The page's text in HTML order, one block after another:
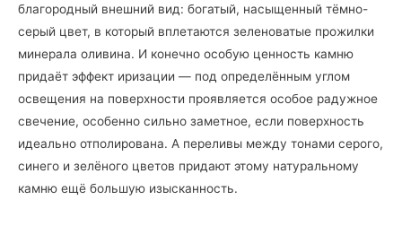
благородный внешний вид: богатый, насыщенный тёмно-
серый цвет, в который вплетаются зеленоватые прожилки
минерала оливина. И конечно особую ценность камню
придаёт эффект иризации — под определённым углом
освещения на поверхности проявляется особое радужное
свечение, особенно сильно заметное, если поверхность
идеально отполирована. А переливы между тонами серого,
синего и зелёного цветов придают этому натуральному
камню ещё большую изысканность.